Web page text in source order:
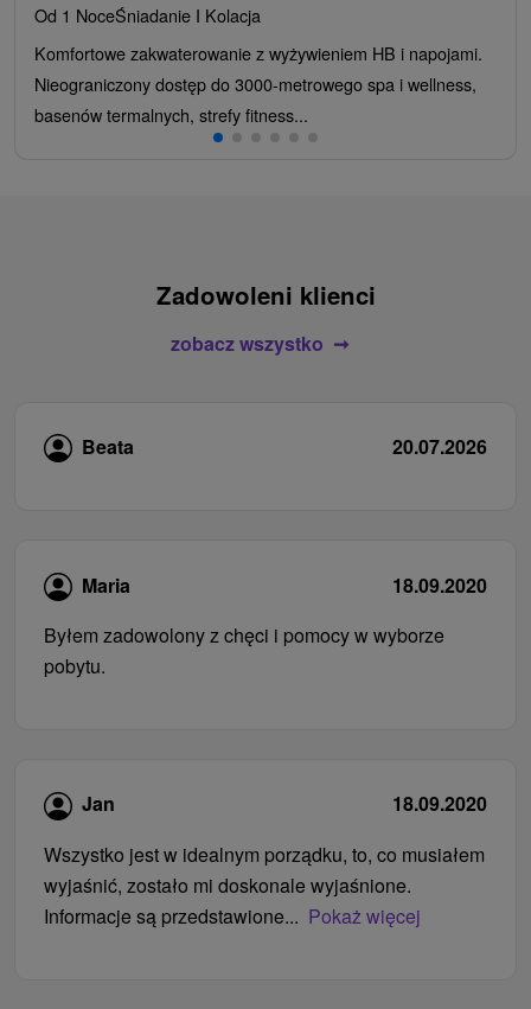
Od 1 NoceŚniadanie I Kolacja
Komfortowe zakwaterowanie z wyżywieniem HB i napojami.
Nieograniczony dostęp do 3000-metrowego spa i wellness,
basenów termalnych, strefy fitness...
Zadowoleni klienci
zobacz wszystko
Beata 20.07.2026
Maria
18.09.2020
Byłem zadowolony z chęci i pomocy w wyborze
pobytu.
Jan
18.09.2020
Wszystko jest w idealnym porządku, to, co musiałem
wyjaśnić, zostało mi doskonale wyjaśnione.
Informacje są przedstawione... Pokaż więcej